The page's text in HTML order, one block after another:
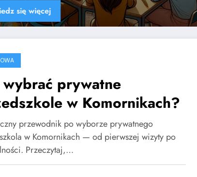
Dowiedz się więcej
wybrać prywatne
w Komornikach?
przewodnik po wyborze prywatnego
w Komornikach — od pierwszej wizyty po
Przeczytaj,…